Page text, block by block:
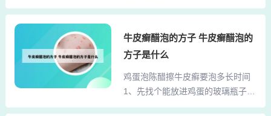
病，容易引起瘙痒，且常对称分
菌感染引起的股癣，由于此部位潮
湿、闷热、多汗，有利于真菌的滋
菌，如果镜检是阳性的话，考虑股
癣的可能性比较大，此时可以外用
复方...
肉：性凉，归肾经，对阴虚内热引
短黄等症状有调理作用。其营养成
分可调节体内阴阳平衡，缓解血热
冬瓜：性寒，具有清热利湿的功
效。2、除了水果，绿豆和柿饼也是
凉血的理想选择。绿豆具有清热解
牛皮癣醋泡的方子 牛皮癣醋泡的
方子是什么
鸡蛋泡陈醋擦牛皮癣要泡多长时间
1、先找个能放进鸡蛋的玻璃瓶子；
拿2-3个生鸡蛋放进空罐头瓶里，倒